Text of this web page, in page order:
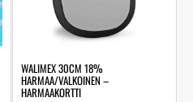
WALIMEX 30CM 18%
HARMAA/VALKOINEN –
HARMAAKORTTI